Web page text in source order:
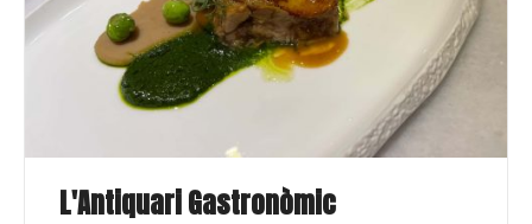
L'Antiquari Gastronòmic